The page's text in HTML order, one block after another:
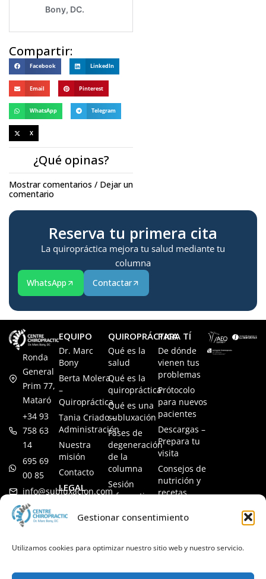
Gestionar consentimiento
Utilizamos cookies para optimizar nuestro sitio web y nuestro servicio.
Compartir:
Facebook LinkedIn
Email Pinterest
WhatsApp Telegram
X
¿Qué opinas?
Mostrar comentarios / Dejar un
comentario
Reserva tu primera cita
La quiropráctica mejora tu salud mediante tu
columna
WhatsApp Contactar
Ronda
General
Prim 77,
Mataró
+34 93
758 63
14
695 69
00 85
info@subluxacion.com
EQUIPO
Dr. Marc
Bony
Berta Molera
–
Quiropráctica
Tania Criado –
Administración
Nuestra
misión
Contacto
LEGAL
Política de
Política de
QUIROPRÁCTICA
Qué es la
salud
Qué es la
quiropráctica
Qué es una
subluxación
Fases de
degeneración
de la
columna
Sesión
informativa
Quiropráctica
para familias
para
PARA TÍ
De dónde
vienen tus
problemas
Prótocolo
para nuevos
pacientes
Descargas –
Prepara tu
visita
Consejos de
nutrición y
recetas
frecuentes